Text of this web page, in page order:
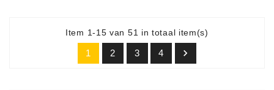
Item 1-15 van 51 in totaal item(s)
1 2 3 4 